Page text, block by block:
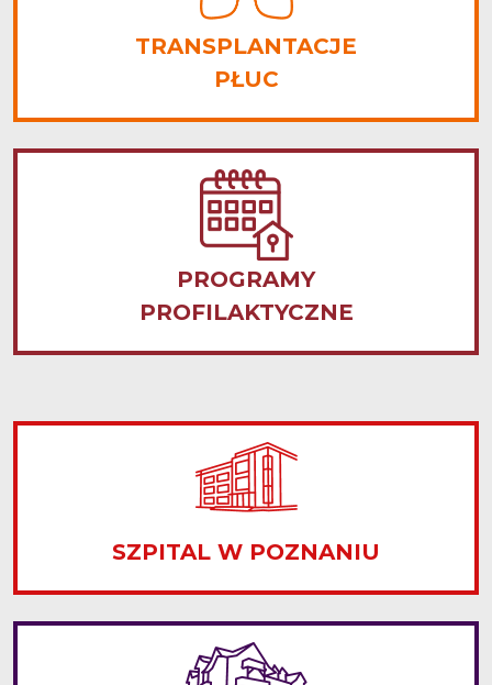
TRANSPLANTACJE
PŁUC
PROGRAMY
PROFILAKTYCZNE
SZPITAL W POZNANIU